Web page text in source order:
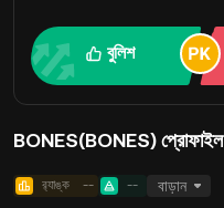
বুলিশ
BONES(BONES) প্রোফাইল
র‍্যাঙ্ক -- -- বাড়ান